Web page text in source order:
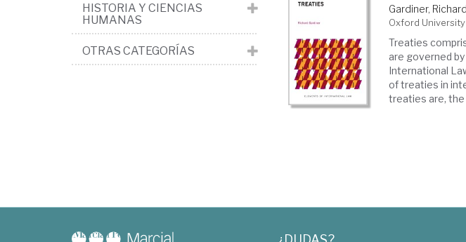
Gardiner, Richard
Oxford
Treaties
are governed
International
of treaties in
treaties are, the
HISTORIA Y CIENCIAS
HUMANAS
OTRAS CATEGORÍAS